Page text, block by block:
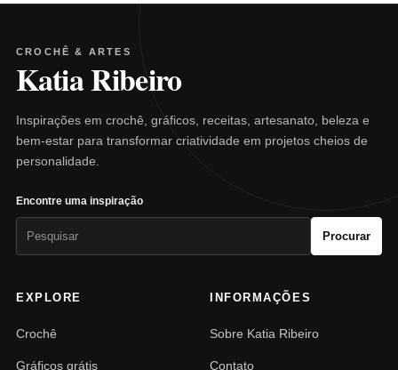
CROCHÊ & ARTES
Katia Ribeiro
Inspirações em crochê, gráficos, receitas, artesanato, beleza e
bem-estar para transformar criatividade em projetos cheios de
personalidade.
Encontre uma inspiração
Procurar
EXPLORE
Crochê
Gráficos grátis
INFORMAÇÕES
Sobre Katia Ribeiro
Contato